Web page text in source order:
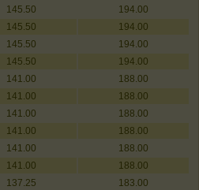
145.50
194.00
145.50
194.00
145.50
194.00
145.50
194.00
141.00
188.00
141.00
188.00
141.00
188.00
141.00
188.00
141.00
188.00
141.00
188.00
137.25
183.00